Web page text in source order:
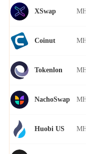
XSwap
Coinut
Tokenlon
NachoSwap
Huobi US